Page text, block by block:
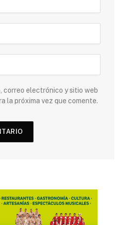
correo electrónico y sitio web
la próxima vez que comente.